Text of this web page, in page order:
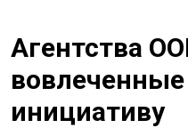
Агентства
вовлеченные
инициативу